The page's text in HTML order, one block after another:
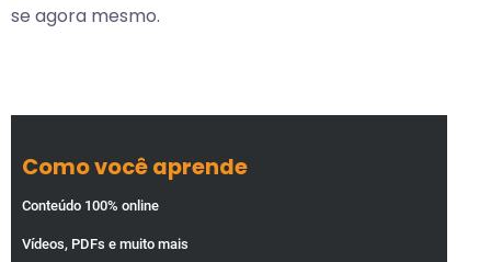
se agora mesmo.
Como você aprende
Conteúdo 100% online
Vídeos, PDFs e muito mais